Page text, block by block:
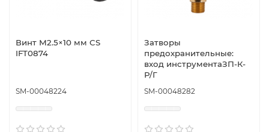
Винт М2.5×10 мм CS
IFT0874
SM-00048224
Затворы
предохранительные:
вход инструментаЗП-К-
Р/Г
SM-00048282